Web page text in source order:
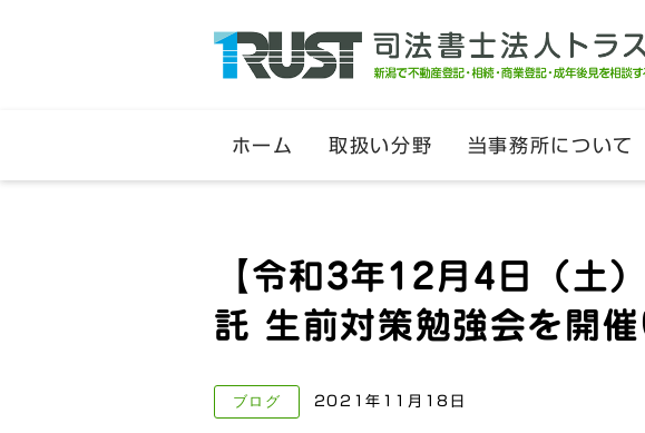
ホーム 取扱い分野 当事務所について
【令和3年12月4日（土
託 生前対策勉強会を開催
ブログ 2021年11月18日